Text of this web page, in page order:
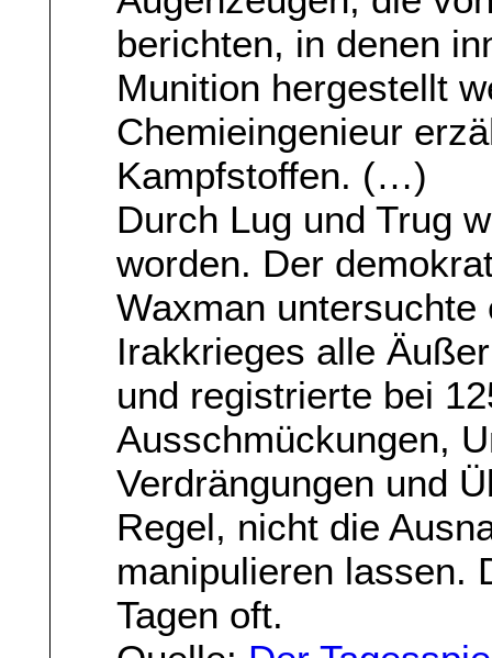
berichten, in denen
Munition hergestellt
Chemieingenieur
Kampfstoffen. (…)
Durch Lug und Trug
worden. Der
Waxman
Irakkrieges alle
und registrierte bei
Ausschmückungen,
Verdrängungen und
Regel, nicht die
manipulieren lassen.
Tagen oft.